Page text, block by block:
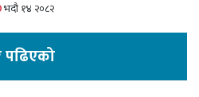
भदौ १४ २०८२
पढिएको